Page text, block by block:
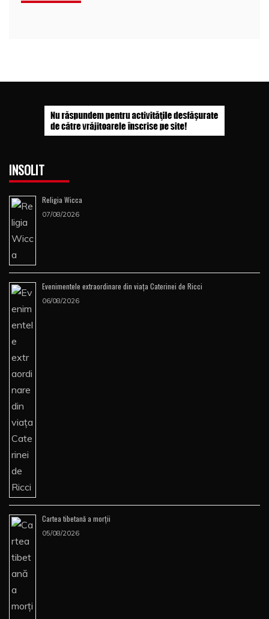
INSOLIT
Religia Wicca
07/08/2026
Evenimentele extraordinare din viața Caterinei de Ricci
06/08/2026
Cartea tibetană a morţii
05/08/2026